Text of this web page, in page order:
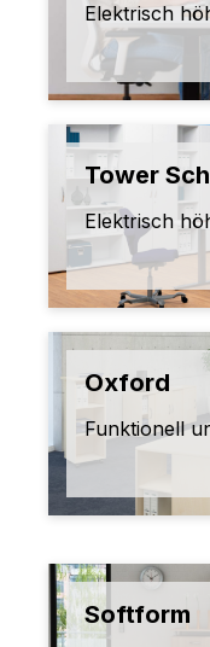
Elektrisch
Tower
Elektrisch
Oxford
Funktionell
Softform